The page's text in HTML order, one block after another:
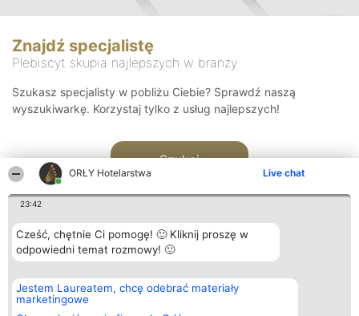
ORŁY Hotelarstwa Live chat
23:42
Cześć, chętnie Ci pomogę! 🙂 Kliknij proszę w
odpowiedni temat rozmowy! 🙂
Jestem Laureatem, chcę odebrać materiały
marketingowe
Znajdź specjalistę
Plebiscyt skupia najlepszych w branży
Szukasz specjalisty w pobliżu Ciebie? Sprawdź naszą
wyszukiwarkę. Korzystaj tylko z usług najlepszych!
Szukaj
Organizator plebiscytu
Bright Side Solutions sp. z o.
o. sp. k.
ul. Ruska 22
Plebiscyt
Laureaci
wszystkich
Kontakt
Kontakt